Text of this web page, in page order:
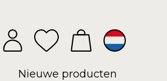
Nieuwe producten